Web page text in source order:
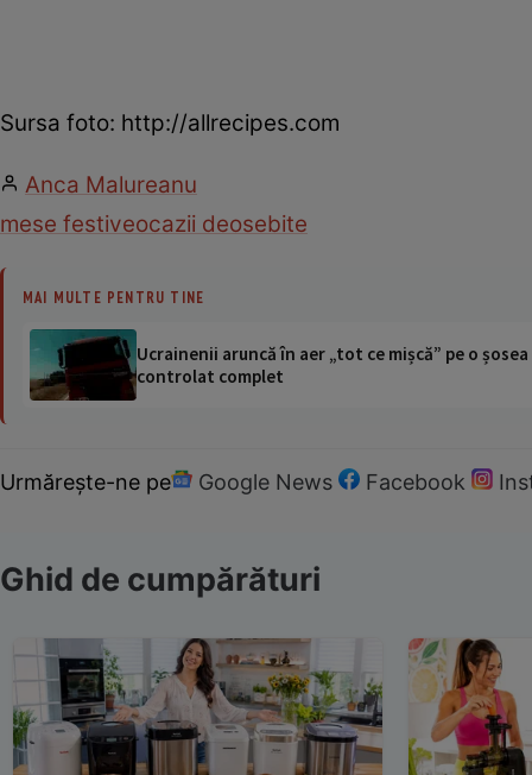
Sursa foto: http://allrecipes.com
Anca Malureanu
mese festiveocazii deosebite
MAI MULTE PENTRU TINE
Ucrainenii aruncă în aer „tot ce mișcă” pe o
controlat complet
Urmărește-ne pe Google News Facebook
Ghid de cumpărături